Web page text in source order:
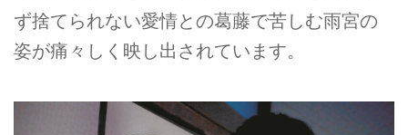
ず捨てられない愛情との葛藤で苦しむ雨宮の
姿が痛々しく映し出されています。